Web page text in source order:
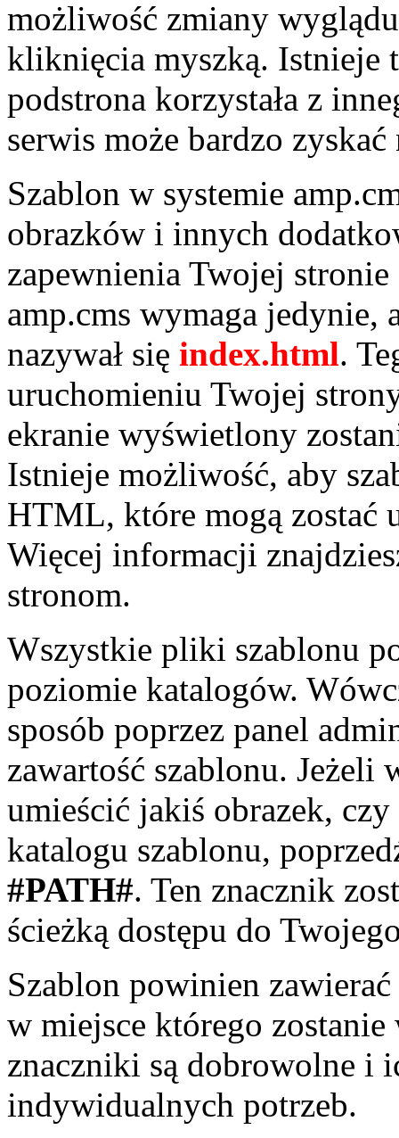
możliwość zmiany
kliknięcia myszką. Istnieje
podstrona korzystała z
serwis może bardzo
Szablon w systemie
obrazków i innych
zapewnienia Twojej
amp.cms wymaga jedynie,
nazywał się index.html.
uruchomieniu Twojej
ekranie wyświetlony
Istnieje możliwość, aby
HTML, które mogą zostać
Więcej informacji
stronom.
Wszystkie pliki szablonu
poziomie katalogów.
sposób poprzez panel
zawartość szablonu. Jeżeli
umieścić jakiś obrazek,
katalogu szablonu,
#PATH#. Ten znacznik
ścieżką dostępu do
Szablon powinien
w miejsce którego zostanie
znaczniki są dobrowolne i
indywidualnych potrzeb.